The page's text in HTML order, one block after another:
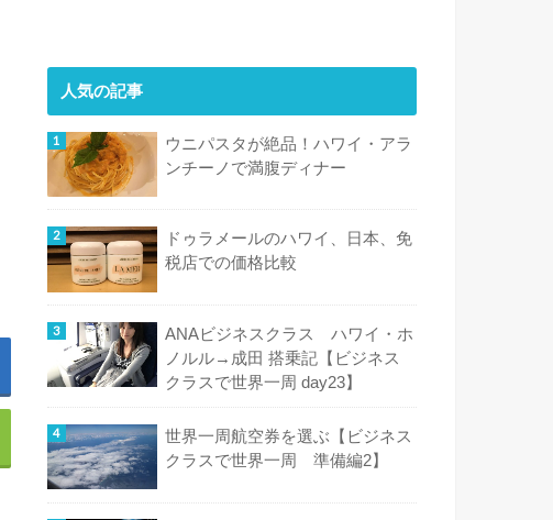
人気の記事
ウニパスタが絶品！ハワイ・アラ
ンチーノで満腹ディナー
ドゥラメールのハワイ、日本、免
税店での価格比較
ANAビジネスクラス ハワイ・ホ
ノルル→成田 搭乗記【ビジネス
クラスで世界一周 day23】
世界一周航空券を選ぶ【ビジネス
クラスで世界一周 準備編2】